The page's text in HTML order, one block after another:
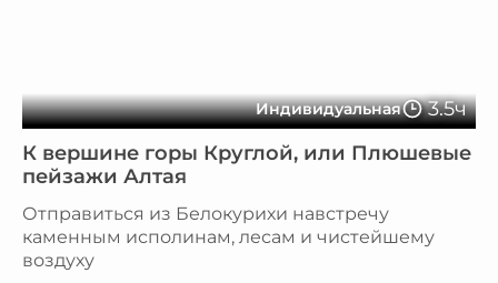
Индивидуальная
3.5ч
К вершине горы Круглой, или Плюшевые
пейзажи Алтая
Отправиться из Белокурихи навстречу
каменным исполинам, лесам и чистейшему
воздуху